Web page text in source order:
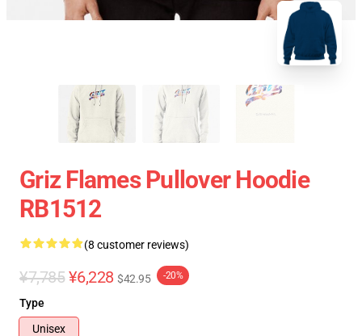
Griz Flames Pullover Hoodie
RB1512
(8 customer reviews)
¥7,785 ¥6,228 $42.95 -20%
Type
Unisex